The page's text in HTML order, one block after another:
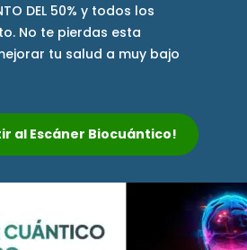
DEL 50% y todos los
No te pierdas esta
tu salud a muy bajo
al Escáner Biocuántico!